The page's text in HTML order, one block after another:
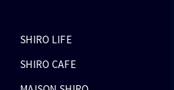
SHIRO LIFE
SHIRO CAFE